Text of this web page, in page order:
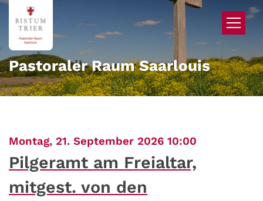
Zum Inhalt springen
Pastoraler Raum Saarlouis
Montag, 21. September 2026 10:00
Pilgeramt am Freialtar,
mitgest. von den